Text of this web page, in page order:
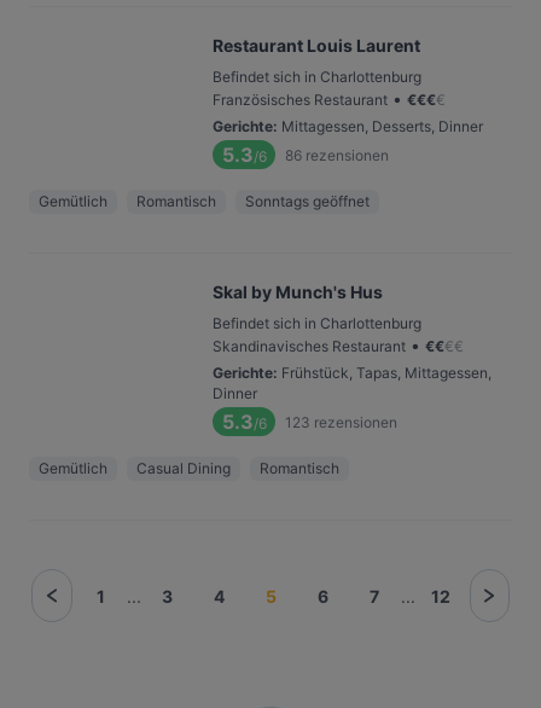
Restaurant Louis Laurent
Befindet sich in Charlottenburg
Französisches Restaurant • €€€€
Gerichte: Mittagessen, Desserts, Dinner
5.3/6 86 rezensionen
Gemütlich Romantisch Sonntags geöffnet
Skal by Munch's Hus
Befindet sich in Charlottenburg
Skandinavisches Restaurant • €€€€
Gerichte: Frühstück, Tapas, Mittagessen,
Dinner
5.3/6 123 rezensionen
Gemütlich Casual Dining Romantisch
1 ... 3 4 5 6 7 ... 12